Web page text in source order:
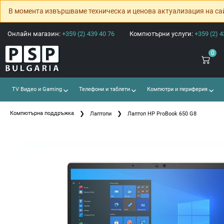
В момента извършваме техническа и ценова актуализация на
Онлайн магазин: +359 (2) 439 40 76 Компютърни услуги: +359 (2)
0
TV Видео и Gaming Телефони и таблети Компютри и периферия
Компютърна поддръжка Лаптопи Лаптоп HP ProBook 650 G8